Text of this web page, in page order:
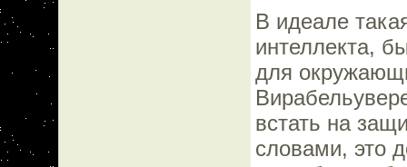
В идеале
интеллекта,
для
встать на
словами, это